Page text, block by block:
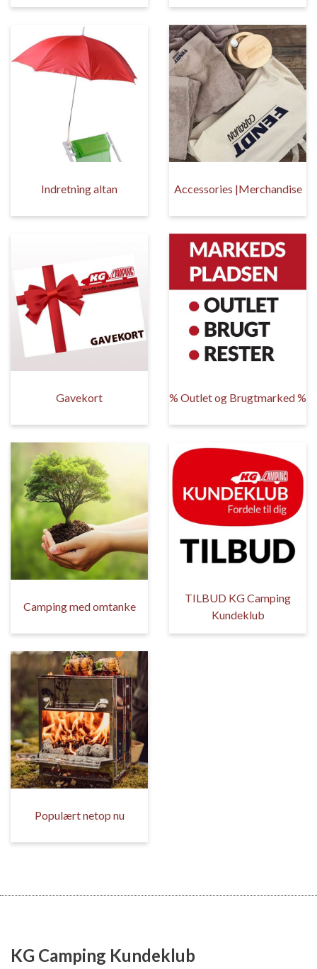
Indretning altan Accessories |Merchandise
Gavekort % Outlet og Brugtmarked %
Camping med omtanke
TILBUD KG Camping
Kundeklub
Populært netop nu
KG Camping Kundeklub